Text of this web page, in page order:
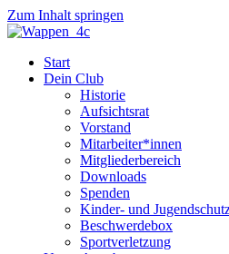
Zum Inhalt springen
Start
Dein Club
Historie
Aufsichtsrat
Vorstand
Mitarbeiter*innen
Mitgliederbereich
Downloads
Spenden
Kinder- und
Beschwerdebox
Sportverletzung